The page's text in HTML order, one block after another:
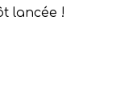
lancée !